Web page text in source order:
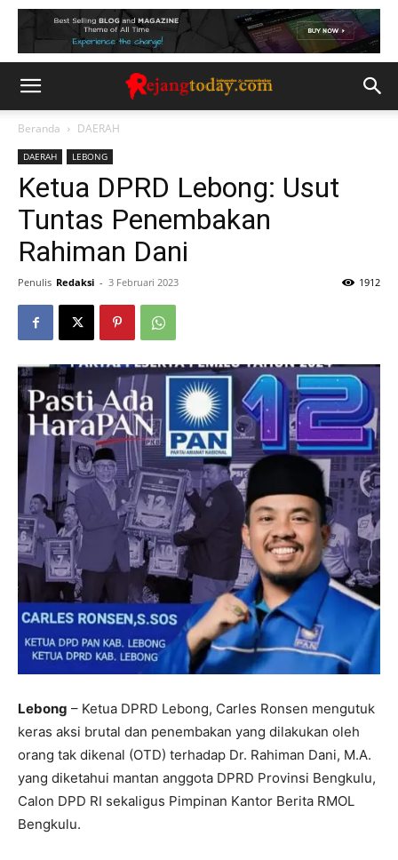
Beranda DAERAH
DAERAH LEBONG
Ketua DPRD Lebong: Usut
Tuntas Penembakan
Rahiman Dani
Penulis Redaksi - 3 Februari 2023 1912
Lebong – Ketua DPRD Lebong, Carles Ronsen mengutuk
keras aksi brutal dan penembakan yang dilakukan oleh
orang tak dikenal (OTD) terhadap Dr. Rahiman Dani, M.A.
yang diketahui mantan anggota DPRD Provinsi Bengkulu,
Calon DPD RI sekaligus Pimpinan Kantor Berita RMOL
Bengkulu.